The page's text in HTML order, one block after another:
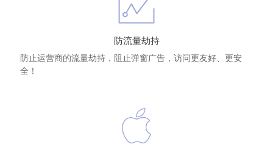
防流量劫持
防止运营商的流量劫持，阻止弹窗广告，访问更友好、更安
全！